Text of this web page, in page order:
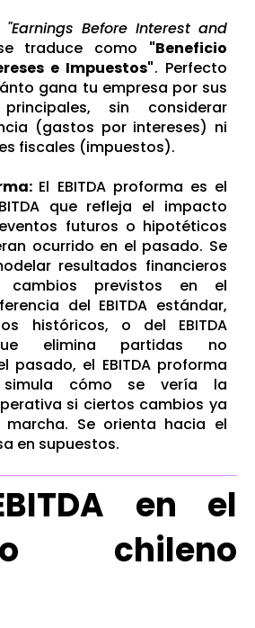
"Earnings Before Interest and
traduce como "Beneficio
e Impuestos". Perfecto
gana tu empresa por sus
sin considerar
(gastos por intereses) ni
fiscales (impuestos).
El EBITDA proforma es el
que refleja el impacto
futuros o hipotéticos
ocurrido en el pasado. Se
resultados financieros
cambios previstos en el
del EBITDA estándar,
históricos,
o del EBITDA
ue elimina partidas no
pasado, el EBITDAproforma
cómo se vería la
si ciertos cambios ya
marcha. Se orienta hacia el
en supuestos.
en el
chileno